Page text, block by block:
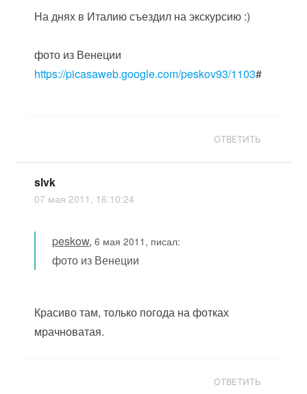
На днях в Италию съездил на экскурсию :)
фото из Венеции
https://picasaweb.google.com/peskov93/1103#
ОТВЕТИТЬ
slvk
07 мая 2011, 16:10:24
peskow,6 мая 2011, писал:
фото из Венеции
Красиво там, только погода на фотках
мрачноватая.
ОТВЕТИТЬ